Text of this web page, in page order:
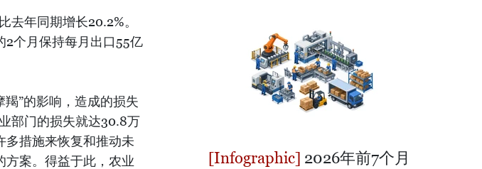
去年同期增长20.2%。
2个月保持每月出口55亿
”的影响，造成的损失
部门的损失就达30.8万
多措施来恢复和推动未
方案。得益于此，农业
2026年前7个月